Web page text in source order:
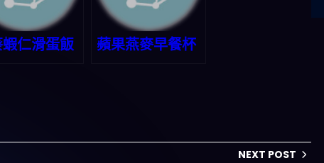
仁滑蛋飯 蘋果燕麥早餐杯
NEXT POST